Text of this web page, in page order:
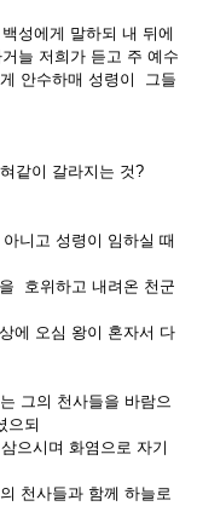
에게 말하되 내 뒤에
늘 저희가 듣고 주 예수
안수하매 성령이 그들
이 갈라지는 것?
고 성령이 임하실 때
위하고 내려온 천군
오심 왕이 혼자서 다
천사들을 바람으
으되
며 화염으로 자기
들과 함께 하늘로